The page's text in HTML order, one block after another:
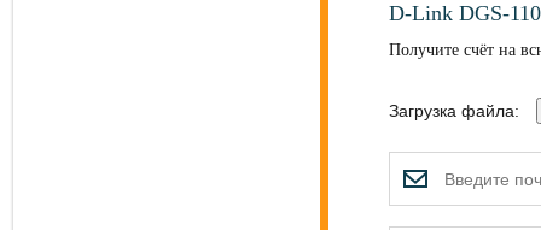
D-Link DGS-
Получите счёт на
Загрузка файла: